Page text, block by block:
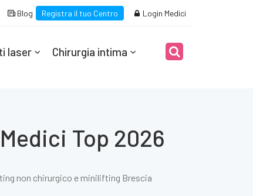
Blog Registra il tuo Centro Login Medici
laser Chirurgia intima
Top 2026
non chirurgico e minilifting Brescia